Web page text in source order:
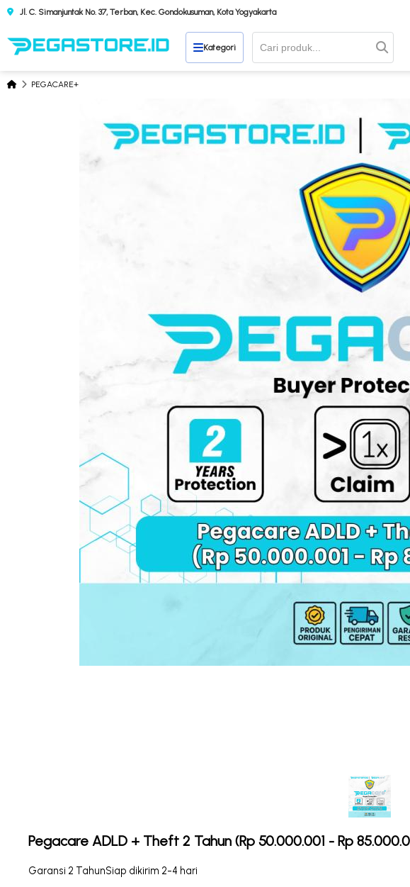
Jl. C. Simanjuntak No. 37, Terban, Kec. Gondokusuman, Kota Yogyakarta
Kategori
PEGACARE+
Pegacare ADLD + Theft 2 Tahun (Rp 50.000.001 - Rp
Garansi 2 TahunSiap dikirim 2-4 hari